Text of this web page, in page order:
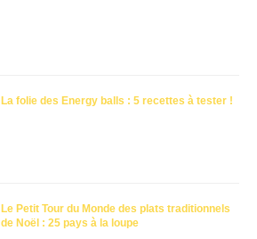
La folie des Energy balls : 5 recettes à tester !
Le Petit Tour du Monde des plats traditionnels
de Noël : 25 pays à la loupe